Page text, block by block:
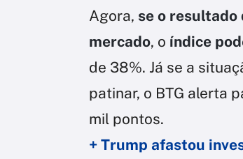
Agora, se o
mercado, o índice
de 38%. Já se a
patinar, o BTG alerta
mil pontos.
+ Trump afastou